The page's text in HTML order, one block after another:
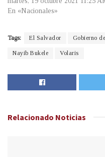
En «Nacionales»
Tags: El Salvador Gobierno
Nayib Bukele Volaris
Relacionado Noticias